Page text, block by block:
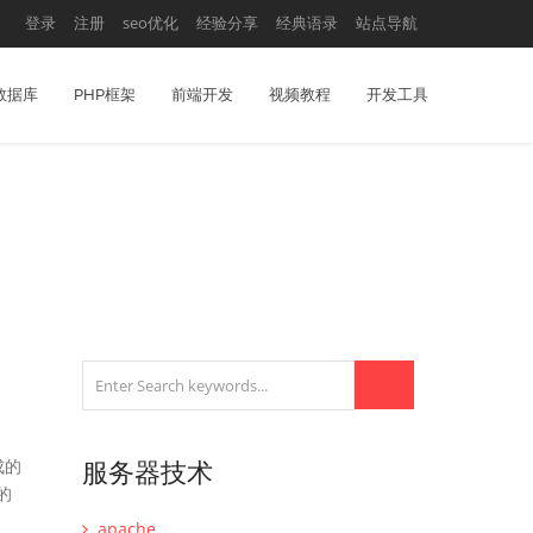
登录 注册 seo优化 经验分享 经典语录 站点导航
据库 PHP框架 前端开发 视频教程 开发工具
服务器技术